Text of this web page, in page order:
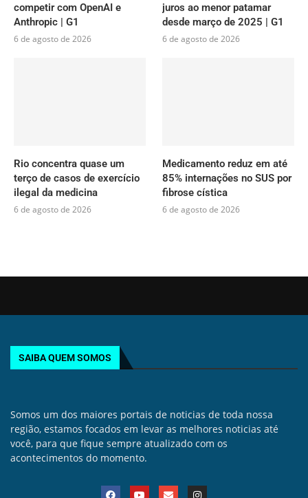
competir com OpenAI e
Anthropic | G1
6 de agosto de 2026
juros ao menor patamar
desde março de 2025 | G1
6 de agosto de 2026
Rio concentra quase um
terço de casos de exercício
ilegal da medicina
6 de agosto de 2026
Medicamento reduz em até
85% internações no SUS por
fibrose cística
6 de agosto de 2026
SAIBA QUEM SOMOS
Somos um dos maiores portais de noticias de toda nossa
região, estamos focados em levar as melhores noticias até
você, para que fique sempre atualizado com os
acontecimentos do momento.